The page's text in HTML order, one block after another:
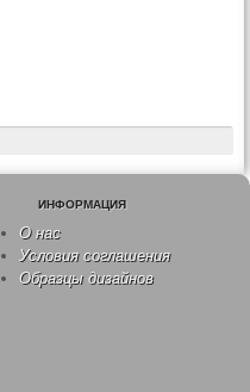
ИНФОРМАЦИЯ
О нас
Условия соглашения
Образцы дизайнов